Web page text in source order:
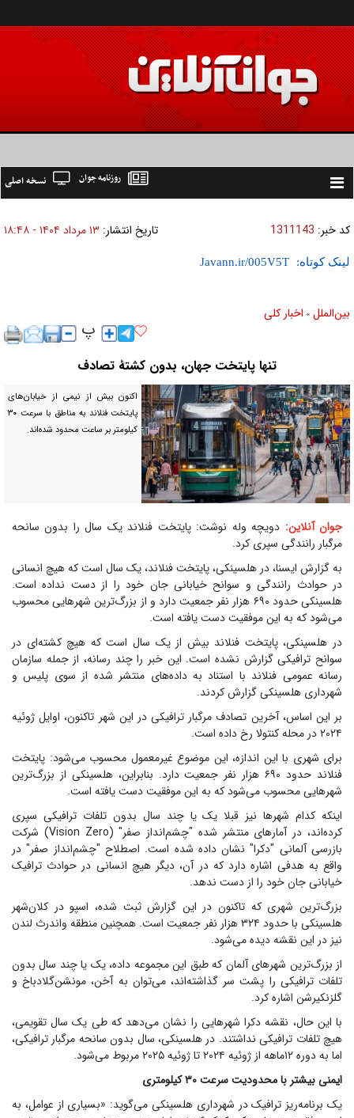
Toggle
نسخه اصلی روزنامه جوان
کد خبر: 1311143 تاریخ انتشار: ۱۳ مرداد ۱۴۰۴ - ۱۸:۴۸
لینک کوتاه:
بين‌الملل » اخبار كلی
تنها پایتخت جهان، بدون کشتۀ تصادف
اکنون بیش از نیمی از خیابان‌های
پایتخت فنلاند به مناطق با سرعت ۳۰
کیلومتر بر ساعت محدود شده‌اند.
جوان آنلاین: دویچه وله نوشت: پایتخت فنلاند یک سال را بدون سانحه
مرگبار رانندگی سپری کرد.
به گزارش ایسنا، در هلسینکی، پایتخت فنلاند، یک سال است که هیچ انسانی
در حوادث رانندگی و سوانح خیابانی جان خود را از دست نداده است.
هلسینکی حدود ۶۹۰ هزار نفر جمعیت دارد و از بزرگ‌ترین شهر‌هایی محسوب
می‌شود که به این موفقیت دست یافته است.
در هلسینکی، پایتخت فنلاند بیش از یک سال است که هیچ کشته‌ای در
سوانح ترافیکی گزارش نشده است. این خبر را چند رسانه، از جمله سازمان
رسانه عمومی فنلاند با استناد به داده‌های منتشر شده از سوی پلیس و
شهرداری هلسینکی گزارش کردند.
بر این اساس، آخرین تصادف مرگبار ترافیکی در این شهر تاکنون، اوایل ژوئیه
۲۰۲۴ در محله کنتولا رخ داده است.
برای شهری با این اندازه، این موضوع غیرمعمول محسوب می‌شود: پایتخت
فنلاند حدود ۶۹۰ هزار نفر جمعیت دارد. بنابراین، هلسینکی از بزرگ‌ترین
شهر‌هایی محسوب می‌شود که به این موفقیت دست یافته است.
اینکه کدام شهر‌ها نیز قبلا یک یا چند سال بدون تلفات ترافیکی سپری
کرده‌اند، در آمار‌های منتشر شده "چشم‌انداز صفر" (Vision Zero) شرکت
بازرسی آلمانی "دکرا" نشان داده شده است. اصطلاح "چشم‌انداز صفر" در
واقع به هدفی اشاره دارد که در آن، دیگر هیچ انسانی در حوادث ترافیک
خیابانی جان خود را از دست ندهد.
بزرگ‌ترین شهری که تاکنون در این گزارش ثبت شده، اسپو در کلان‌شهر
هلسینکی با حدود ۳۲۴ هزار نفر جمعیت است. همچنین منطقه واندرث لندن
نیز در این نقشه دیده می‌شود.
از بزرگ‌ترین شهر‌های آلمان که طبق این مجموعه داده، یک یا چند سال بدون
تلفات ترافیکی را پشت سر گذاشته‌اند، می‌توان به آخن، مونشن‌گلادباخ و
گلزنکیرشن اشاره کرد.
با این حال، نقشه دکرا شهر‌هایی را نشان می‌دهد که طی یک سال تقویمی،
هیچ تلفات ترافیکی نداشتند. در هلسینکی، سال بدون سانحه مرگبار ترافیکی،
اما به دوره ۱۲ماهه از ژوئیه ۲۰۲۴ تا ژوئیه ۲۰۲۵ مربوط می‌شود.
ایمنی بیشتر با محدودیت سرعت ۳۰ کیلومتری
یک برنامه‌ریز ترافیک در شهرداری هلسینکی می‌گوید: «بسیاری از عوامل، به